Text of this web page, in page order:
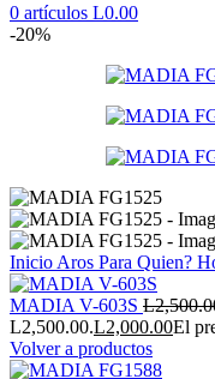
0 artículos L0.00
-20%
Inicio Aros Para Quien?
MADIA V-603S L
L2,500.00.L2,000.00El
Volver a productos